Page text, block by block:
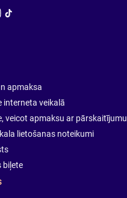
apmaksa
interneta veikalā
veicot apmaksu ar pārskaitījumu
lietošanas noteikumi
biļete